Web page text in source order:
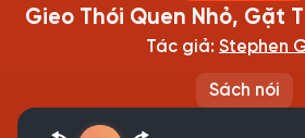
Sách nói
Gieo Thói Quen Nhỏ, Gặt
Tác giả: Stephen